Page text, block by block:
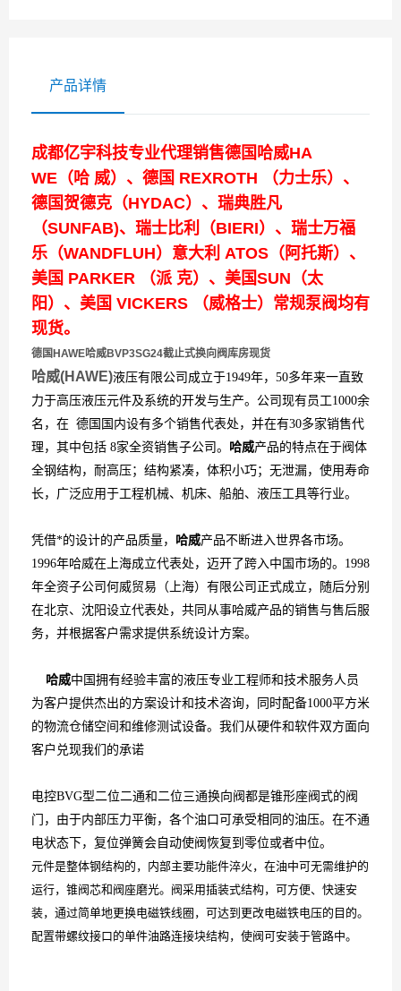
产品详情
成都亿宇科技专业代理销售德国哈威HA
WE（哈 威）、德国 REXROTH （力士乐）、
德国贺德克（HYDAC）、瑞典胜凡
（SUNFAB)、瑞士比利（BIERI）、瑞士万福
乐（WANDFLUH）意大利 ATOS（阿托斯）、
美国 PARKER （派 克）、美国SUN（太
阳）、美国 VICKERS （威格士）常规泵阀均有
现货。
德国HAWE哈威BVP3SG24截止式换向阀库房现货
哈威(HAWE)液压有限公司成立于1949年，50多年来一直致
力于高压液压元件及系统的开发与生产。公司现有员工1000余
名，在 德国国内设有多个销售代表处，并在有30多家销售代
理，其中包括 8家全资销售子公司。 哈威产品的特点在于阀体
全钢结构，耐高压；结构紧凑，体积小巧；无泄漏，使用寿命
长，广泛应用于工程机械、机床、船舶、液压工具等行业。
凭借*的设计的产品质量， 哈威产品不断进入世界各市场。
1996年哈威在上海成立代表处，迈开了跨入中国市场的。1998
年全资子公司何威贸易（上海）有限公司正式成立，随后分别
在北京、沈阳设立代表处，共同从事哈威产品的销售与售后服
务，并根据客户需求提供系统设计方案。
哈威中国拥有经验丰富的液压专业工程师和技术服务人员
为客户提供杰出的方案设计和技术咨询，同时配备1000平方米
的物流仓储空间和维修测试设备。我们从硬件和软件双方面向
客户兑现我们的承诺
电控BVG型二位二通和二位三通换向阀都是锥形座阀式的阀
门，由于内部压力平衡，各个油口可承受相同的油压。在不通
电状态下，复位弹簧会自动使阀恢复到零位或者中位。
元件是整体钢结构的，内部主要功能件淬火，在油中可无需维护的
运行，锥阀芯和阀座磨光。阀采用插装式结构，可方便、快速安
装，通过简单地更换电磁铁线圈，可达到更改电磁铁电压的目的。
配置带螺纹接口的单件油路连接块结构，使阀可安装于管路中。